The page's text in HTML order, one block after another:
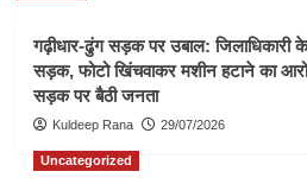
गढ़ीधार-ढुंग सड़क पर उबाल: जिलाधिकारी के
सड़क, फोटो खिंचवाकर मशीन हटाने का
सड़क पर बैठी जनता
Kuldeep Rana 29/07/2026
Uncategorized